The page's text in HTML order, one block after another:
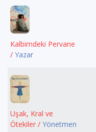
Kalbimdeki Pervane
/ Yazar
Uşak, Kral ve
Ötekiler / Yönetmen